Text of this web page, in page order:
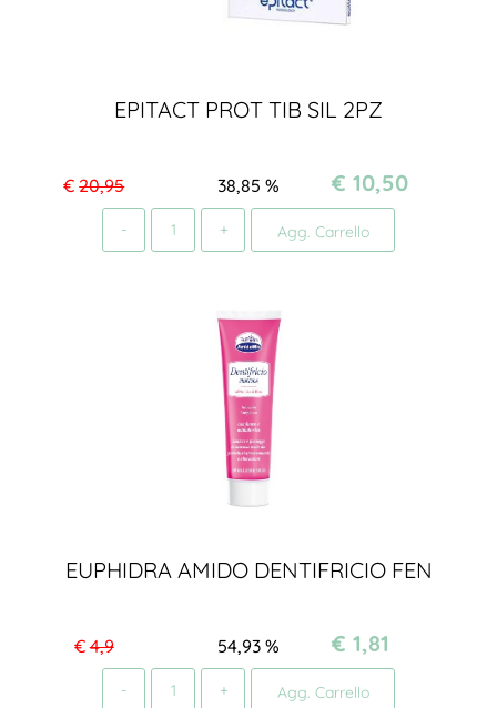
EPITACT PROT TIB SIL 2PZ
€ 20,95 %
38,85 € 10,50
Agg. Carrello
EUPHIDRA AMIDO DENTIFRICIO FEN
€4,9 %
54,93 € 1,81
Agg. Carrello